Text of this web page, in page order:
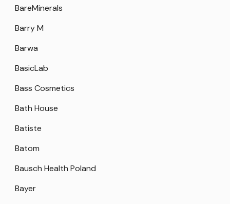
BareMinerals
Barry M
Barwa
BasicLab
Bass Cosmetics
Bath House
Batiste
Batom
Bausch Health Poland
Bayer